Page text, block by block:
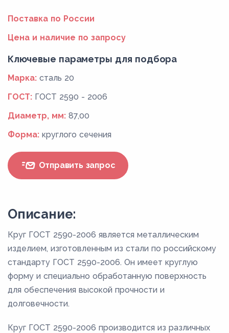
Поставка по России
Цена и наличие по запросу
Ключевые параметры для подбора
Марка: сталь 20
ГОСТ: ГОСТ 2590 - 2006
Диаметр, мм: 87,00
Форма: круглого сечения
Отправить запрос
Описание:
Круг ГОСТ 2590-2006 является металлическим
изделием, изготовленным из стали по российскому
стандарту ГОСТ 2590-2006. Он имеет круглую
форму и специально обработанную поверхность
для обеспечения высокой прочности и
долговечности.
Круг ГОСТ 2590-2006 производится из различных